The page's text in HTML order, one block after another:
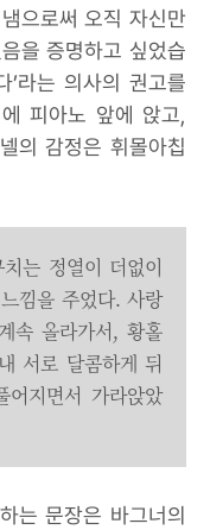
으로써 오직 자신만
을 증명하고 싶었습
’라는 의사의 권고를
피아노 앞에 앉고,
의 감정은 휘몰아칩
는 정열이 더없이
낌을 주었다. 사랑
속 올라가서, 황홀
서로 달콤하게 뒤
어지면서 가라앉았
는 문장은 바그너의